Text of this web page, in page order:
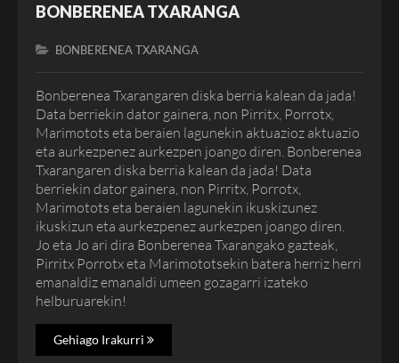
BONBERENEA TXARANGA
BONBERENEA TXARANGA
Bonberenea Txarangaren diska berria kalean da jada!
Data berriekin dator gainera, non Pirritx, Porrotx,
Marimotots eta beraien lagunekin aktuazioz aktuazio
eta aurkezpenez aurkezpen joango diren. Bonberenea
Txarangaren diska berria kalean da jada! Data
berriekin dator gainera, non Pirritx, Porrotx,
Marimotots eta beraien lagunekin ikuskizunez
ikuskizun eta aurkezpenez aurkezpen joango diren.
Jo eta Jo ari dira Bonberenea Txarangako gazteak,
Pirritx Porrotx eta Marimototsekin batera herriz herri
emanaldiz emanaldi umeen gozagarri izateko
helburuarekin!
Gehiago Irakurri